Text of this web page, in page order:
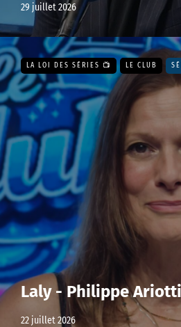
29 juillet 2026
LA LOI DES SÉRIES 📺 LE CLUB
Laly - Philippe
22 juillet 2026